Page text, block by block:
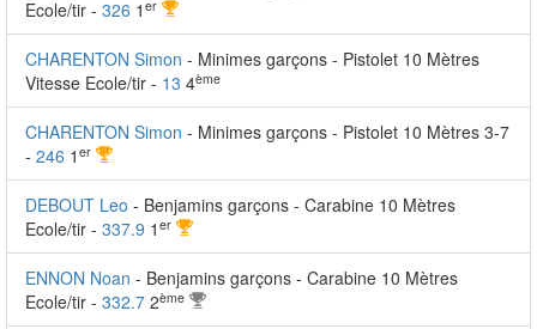
Ecole/tir - 326 1 er
CHARENTON Simon - Minimes garçons - Pistolet 10 Mètres
Vitesse Ecole/tir - 13 4ème
CHARENTON Simon - Minimes garçons - Pistolet 10 Mètres 3-7
- 246 1 er
DEBOUT Leo - Benjamins garçons - Carabine 10 Mètres
Ecole/tir - 337.9 1 er
ENNON Noan - Benjamins garçons - Carabine 10 Mètres
Ecole/tir - 332.7 2ème